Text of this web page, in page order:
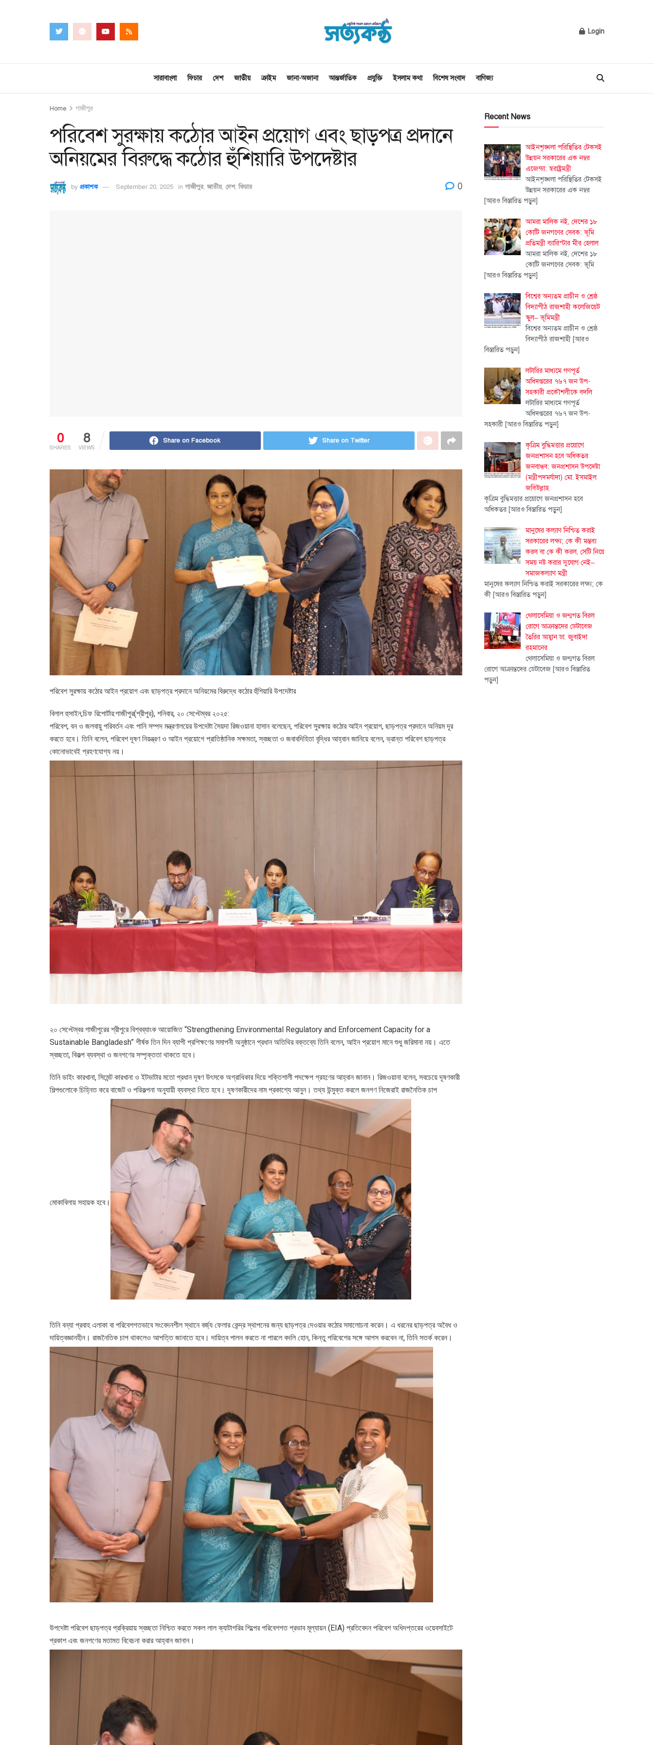
Login
সারাবাংলা ফিচার দেশ জাতীয় ক্রাইম জানা-অজানা আন্তর্জাতিক প্রযুক্তি ইসলাম কথা বিশেষ সংবাদ বাণিজ্য
Home গাজীপুর
পরিবেশ সুরক্ষায় কঠোর আইন প্রয়োগ এবং ছাড়পত্র প্রদানে
অনিয়মের বিরুদ্ধে কঠোর হুঁশিয়ারি উপদেষ্টার
by প্রকাশক September 20, 2025 in গাজীপুর,জাতীয়, দেশ,ফিচার 0
0
SHARES
8
VIEWS
Share on Facebook Share on Twitter
পরিবেশ সুরক্ষায় কঠোর আইন প্রয়োগ এবং ছাড়পত্র প্রদানে অনিয়মের বিরুদ্ধে কঠোর হুঁশিয়ারি উপদেষ্টার
বিলাল হুসাইন,চিফ রিপোর্টার:গাজীপুর(শ্রীপুর), শনিবার, ২০ সেপ্টেম্বর ২০২৫:
পরিবেশ, বন ও জলবায়ু পরিবর্তন এবং পানি সম্পদ মন্ত্রণালয়ের উপদেষ্টা সৈয়দা রিজওয়ানা হাসান বলেছেন, পরিবেশ সুরক্ষায় কঠোর আইন প্রয়োগ, ছাড়পত্র প্রদানে অনিয়ম দূর
করতে হবে। তিনি বলেন, পরিবেশ দূষণ নিয়ন্ত্রণ ও আইন প্রয়োগে প্রাতিষ্ঠানিক সক্ষমতা, স্বচ্ছতা ও জবাবদিহিতা বৃদ্ধির আহ্বান জানিয়ে বলেন, ভ্রান্ত পরিবেশ ছাড়পত্র
কোনোভাবেই গ্রহণযোগ্য নয়।
২০ সেপ্টেম্বর গাজীপুরের শ্রীপুরে বিশ্বব্যাংক আয়োজিত “Strengthening Environmental Regulatory and Enforcement Capacity for a
Sustainable Bangladesh” শীর্ষক তিন দিন ব্যাপী প্রশিক্ষণের সমাপনী অনুষ্ঠানে প্রধান অতিথির বক্তব্যে তিনি বলেন, আইন প্রয়োগ মানে শুধু জরিমানা নয়। এতে
স্বচ্ছতা, বিকল্প ব্যবস্থা ও জনগণের সম্পৃক্ততা থাকতে হবে।
তিনি ডাইং কারখানা, সিমেন্ট কারখানা ও ইটভাটার মতো প্রধান দূষণ উৎসকে অগ্রাধিকার দিয়ে শক্তিশালী পদক্ষেপ গ্রহণের আহ্বান জানান। রিজওয়ানা বলেন, সবচেয়ে দূষণকারী
শিল্পগুলোকে চিহ্নিত করে বাজেট ও পরিকল্পনা অনুযায়ী ব্যবস্থা নিতে হবে। দূষণকারীদের নাম প্রকাশ্যে আনুন। তথ্য উন্মুক্ত করলে জনগণ নিজেরাই রাজনৈতিক চাপ
মোকাবিলায় সহায়ক হবে।
তিনি বন্যা প্রবাহ এলাকা বা পরিবেশগতভাবে সংবেদনশীল স্থানে বর্জ্য ফেলার কেন্দ্র স্থাপনের জন্য ছাড়পত্র দেওয়ার কঠোর সমালোচনা করেন। এ ধরনের ছাড়পত্র অবৈধ ও
দায়িত্বজ্ঞানহীন। রাজনৈতিক চাপ থাকলেও আপত্তি জানাতে হবে। দায়িত্ব পালন করতে না পারলে বদলি হোন, কিন্তু পরিবেশের সঙ্গে আপস করবেন না, তিনি সতর্ক করেন।
উপদেষ্টা পরিবেশ ছাড়পত্র প্রক্রিয়ায় স্বচ্ছতা নিশ্চিত করতে সকল লাল ক্যাটাগরির শিল্পের পরিবেশগত প্রভাব মূল্যায়ন (EIA) প্রতিবেদন পরিবেশ অধিদপ্তরের ওয়েবসাইটে
প্রকাশ এবং জনগণের মতামত বিবেচনা করার আহ্বান জানান।
Recent News
আইনশৃঙ্খলা পরিস্থিতির টেকসই
উন্নয়ন সরকারের এক নম্বর
এজেন্ডা: স্বরাষ্ট্রমন্ত্রী
আইনশৃঙ্খলা পরিস্থিতির টেকসই
উন্নয়ন সরকারের এক নম্বর
[আরও বিস্তারিত পড়ুন]
আমরা মালিক নই, দেশের ১৮
কোটি জনগণের সেবক: ভূমি
প্রতিমন্ত্রী ব্যারিস্টার মীর হেলাল
আমরা মালিক নই, দেশের ১৮
কোটি জনগণের সেবক: ভূমি
[আরও বিস্তারিত পড়ুন]
বিশ্বের অন্যতম প্রাচীন ও শ্রেষ্ঠ
বিদ্যাপীঠ রাজশাহী কলেজিয়েট
স্কুল– ভূমিমন্ত্রী
বিশ্বের অন্যতম প্রাচীন ও শ্রেষ্ঠ
বিদ্যাপীঠ রাজশাহী [আরও
বিস্তারিত পড়ুন]
লটারির মাধ্যমে গণপূর্ত
অধিদপ্তরের ৭৬৭ জন উপ-
সহকারী প্রকৌশলীকে বদলি
লটারির মাধ্যমে গণপূর্ত
অধিদপ্তরের ৭৬৭ জন উপ-
সহকারী [আরও বিস্তারিত পড়ুন]
কৃত্রিম বুদ্ধিমত্তার প্রয়োগে
জনপ্রশাসন হবে অধিকতর
জনবান্ধব: জনপ্রশাসন উপদেষ্টা
(মন্ত্রীপদমর্যাদা) মো. ইসমাইল
জবিউল্লাহ
কৃত্রিম বুদ্ধিমত্তার প্রয়োগে জনপ্রশাসন হবে
অধিকতর [আরও বিস্তারিত পড়ুন]
মানুষের কল্যাণ নিশ্চিত করাই
সরকারের লক্ষ্য; কে কী মন্তব্য
করল বা কে কী করল, সেটি নিয়ে
সময় নষ্ট করার সুযোগ নেই–
সমাজকল্যাণ মন্ত্রী
মানুষের কল্যাণ নিশ্চিত করাই সরকারের লক্ষ্য; কে
কী [আরও বিস্তারিত পড়ুন]
থেলাসেমিয়া ও জন্মগত বিরল
রোগে আক্রান্তদের ডেটাবেজ
তৈরির আহ্বান ডা. জুবাইদা
রহমানের
থেলাসেমিয়া ও জন্মগত বিরল
রোগে আক্রান্তদের ডেটাবেজ [আরও বিস্তারিত
পড়ুন]